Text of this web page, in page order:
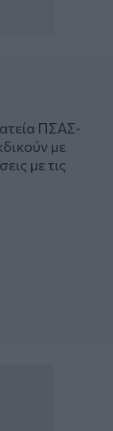
ΠΣΑΣ-
με
με τις